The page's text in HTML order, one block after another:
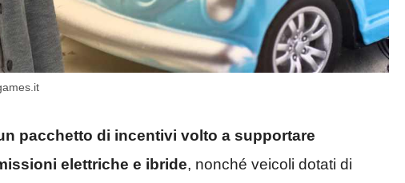
pacchetto di incentivi volto a supportare
elettriche e ibride, nonché veicoli dotati di